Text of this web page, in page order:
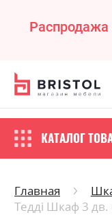
Распродажа
КАТАЛОГ
Главная
Тедді Шкаф 3 дв.